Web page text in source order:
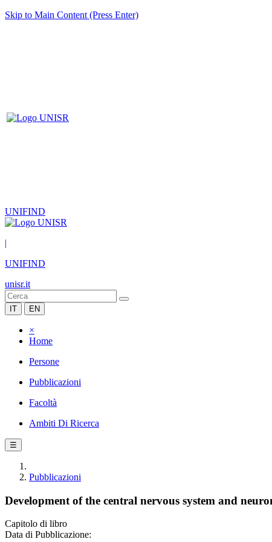
Skip to Main Content (Press Enter)
UNIFIND
|
UNIFIND
unisr.it
IT EN
×
Home
Persone
Pubblicazioni
Facoltà
Ambiti Di Ricerca
☰
Pubblicazioni
Development of the central nervous system and
Capitolo di libro
Data di Pubblicazione: